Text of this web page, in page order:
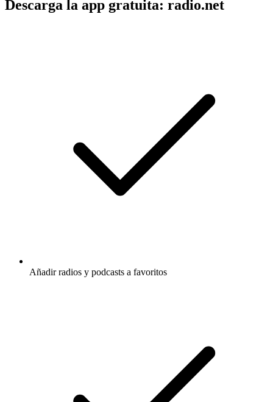
Descarga la app gratuita: radio.net
Añadir radios y podcasts a favoritos